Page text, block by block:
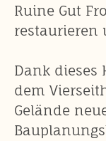
Ruine Gut
restaurieren
Dank dieses
dem
Gelände